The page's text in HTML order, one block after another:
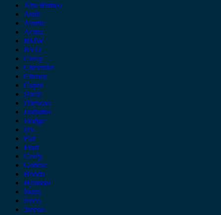
Alfa Romeo
Audi
Austin
Acura
BMW
BYD
Chery
Chevrolet
Citroen
Cupra
Dacia
Daewoo
Daihatsu
Dodge
DS
Fiat
Ford
Geely
Gonow
Honda
Hyundai
Isuzu
iveco
Jaecoo